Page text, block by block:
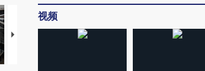
视线｜HYROX的吸金
马航飞行员跨国走私7万
视频